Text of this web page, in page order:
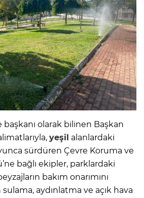
başkanı olarak bilinen Başkan
yeşil alanlardaki
sürdüren Çevre Koruma ve
bağlı ekipler, parklardaki
bakım onarımını
aydınlatma ve açık hava